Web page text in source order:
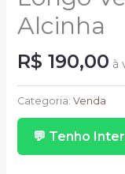
Alcinha
R$ 190,00 à
Longo
Verde
Sereia
Alcinha
Categoria: Venda
💬 Tenho